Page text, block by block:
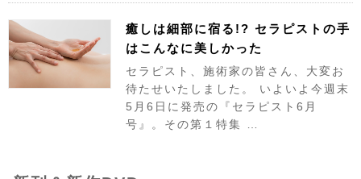
癒しは細部に宿る!? セラピストの手
はこんなに美しかった
セラピスト、施術家の皆さん、大変お
待たせいたしました。 いよいよ今週末
5月6日に発売の『セラピスト6月
号』。その第１特集 …